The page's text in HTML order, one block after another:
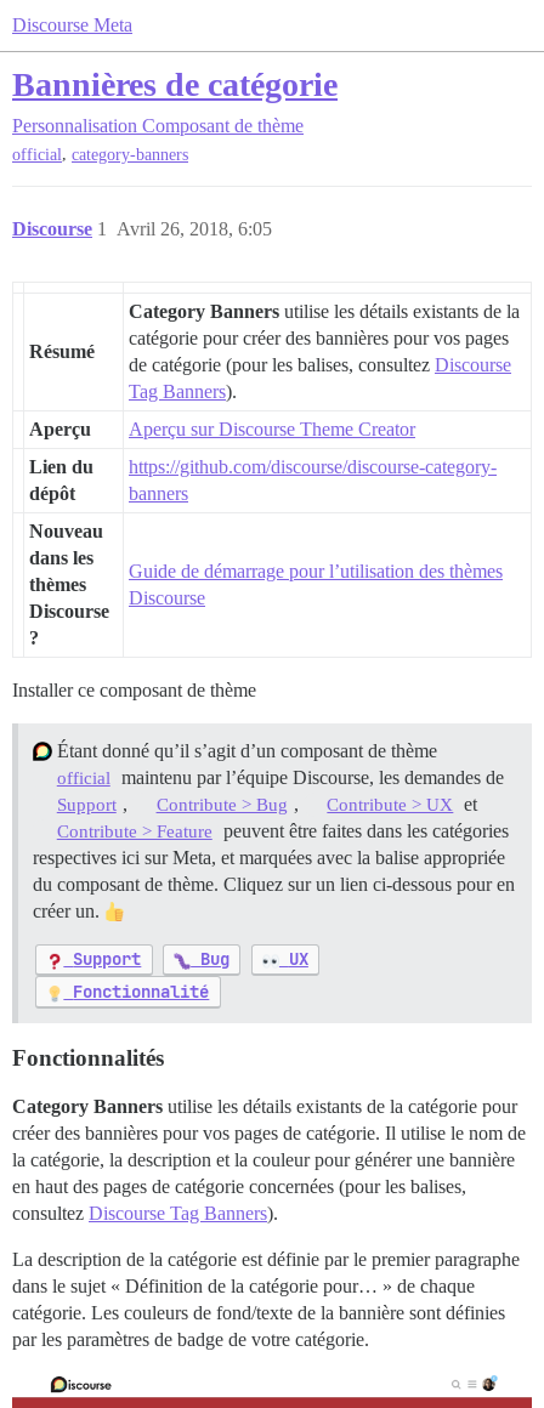
Discourse Meta
Bannières de catégorie
Personnalisation Composant de thème
official, category-banners
Discourse Avril 26, 2018, 6:05
1
Résumé
Category Banners utilise les détails existants de la
catégorie pour créer des bannières pour vos pages
de catégorie (pour les balises, consultez Discourse
Tag Banners).
Aperçu
Aperçu sur Discourse Theme Creator
Lien du
dépôt
https://github.com/discourse/discourse-category-
banners
Nouveau
dans les
thèmes
Discourse
?
Guide de démarrage pour l’utilisation des thèmes
Discourse
Installer ce composant de thème
Étant donné qu’il s’agit d’un composant de thème
official maintenu par l’équipe Discourse, les demandes de
Support , Contribute > Bug , Contribute > UX et
Contribute > Feature
peuvent être faites dans les catégories
respectives ici sur Meta, et marquées avec la balise appropriée
du composant de thème. Cliquez sur un lien ci-dessous pour en
créer un.
Support Bug
UX
Fonctionnalité
Fonctionnalités
Category Banners utilise les détails existants de la catégorie pour
créer des bannières pour vos pages de catégorie. Il utilise le nom de
la catégorie, la description et la couleur pour générer une bannière
en haut des pages de catégorie concernées (pour les balises,
consultez Discourse Tag Banners).
La description de la catégorie est définie par le premier paragraphe
dans le sujet « Définition de la catégorie pour… » de chaque
catégorie. Les couleurs de fond/texte de la bannière sont définies
par les paramètres de badge de votre catégorie.